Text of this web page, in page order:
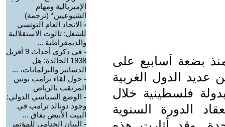
بضعة أسابيع على
عديد الدول الغربية
فلسطينية خلال
الدورة السنوية
الإمبريالية ومهام
الشيوعيين* (ترجمة)
- الاتحاد العام التونسي
للشغل: ثالوث الاستقلالية
والديمقراطية ...
-
في ذكرى أحداث 9 أفريل
1938 الخالدة: هل
الدساتير والبرلمانات، ...
- حول لقاء ترامب بوتين
المرتقب بالرياض
- الوضع السياسي الدولي:
وجود دونالد ترامب في
البيت الأبيض يفاق ...
- البيان الختامي للمؤتمر